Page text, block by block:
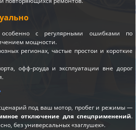
с регулярными ошибками по
мощности.
регионах, частые простои и короткие
офф-роуда и эксплуатации вне дорог
под ваш мотор, пробег и режимы —
отключение для спецприменений.
без универсальных «заглушек».